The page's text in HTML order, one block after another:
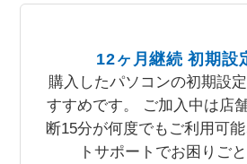
12ヶ月継続 初期設
購入したパソコンの初期設
すすめです。 ご加入中は店
断15分が何度でもご利用可
トサポートでお困りご